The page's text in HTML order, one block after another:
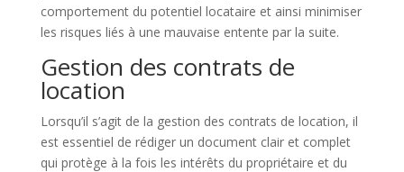
comportement du potentiel locataire et ainsi minimiser
les risques liés à une mauvaise entente par la suite.
Gestion des contrats de
location
Lorsqu’il s’agit de la gestion des contrats de location, il
est essentiel de rédiger un document clair et complet
qui protège à la fois les intérêts du propriétaire et du